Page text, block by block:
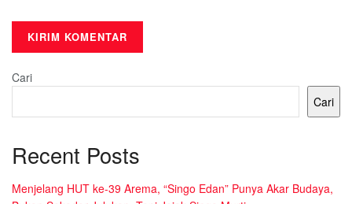
Cari
Cari
Recent Posts
Menjelang HUT ke-39 Arema, “Singo Edan” Punya Akar Budaya,